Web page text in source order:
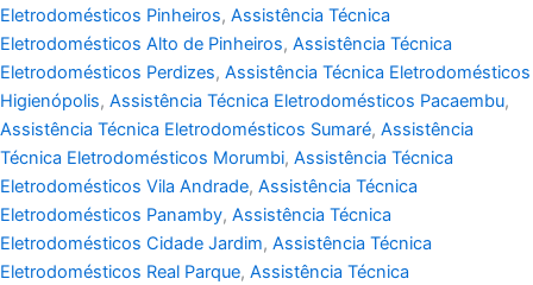
Eletrodomésticos Pinheiros, Assistência Técnica
Eletrodomésticos Alto de Pinheiros, Assistência Técnica
Eletrodomésticos Perdizes, Assistência Técnica Eletrodomésticos
Higienópolis, Assistência Técnica Eletrodomésticos Pacaembu,
Assistência Técnica Eletrodomésticos Sumaré, Assistência
Técnica Eletrodomésticos Morumbi, Assistência Técnica
Eletrodomésticos Vila Andrade, Assistência Técnica
Eletrodomésticos Panamby, Assistência Técnica
Eletrodomésticos Cidade Jardim, Assistência Técnica
Eletrodomésticos Real Parque, Assistência Técnica